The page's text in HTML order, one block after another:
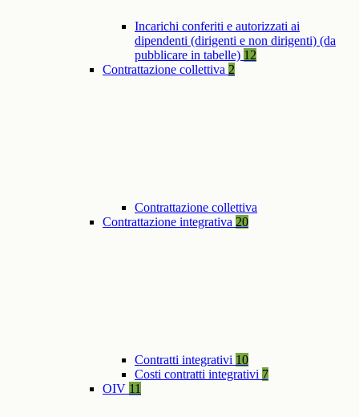
Incarichi conferiti e autorizzati ai
dipendenti (dirigenti e non dirigenti) (da
pubblicare in tabelle) 12
Contrattazione collettiva 2
Contrattazione collettiva
Contrattazione integrativa 20
Contratti integrativi 10
Costi contratti integrativi 7
OIV 11